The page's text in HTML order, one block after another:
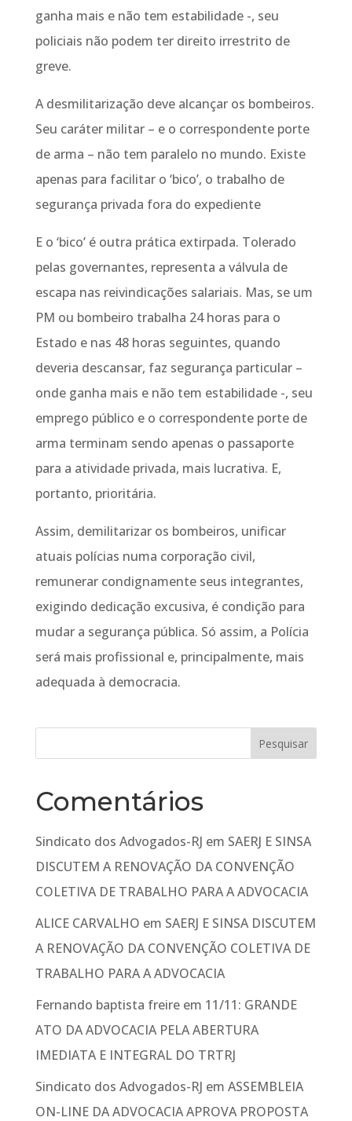
ganha mais e não tem estabilidade -, seu
policiais não podem ter direito irrestrito de
greve.
A desmilitarização deve alcançar os bombeiros.
Seu caráter militar – e o correspondente porte
de arma – não tem paralelo no mundo. Existe
apenas para facilitar o ‘bico’, o trabalho de
segurança privada fora do expediente
E o ‘bico’ é outra prática extirpada. Tolerado
pelas governantes, representa a válvula de
escapa nas reivindicações salariais. Mas, se um
PM ou bombeiro trabalha 24 horas para o
Estado e nas 48 horas seguintes, quando
deveria descansar, faz segurança particular –
onde ganha mais e não tem estabilidade -, seu
emprego público e o correspondente porte de
arma terminam sendo apenas o passaporte
para a atividade privada, mais lucrativa. E,
portanto, prioritária.
Assim, demilitarizar os bombeiros, unificar
atuais polícias numa corporação civil,
remunerar condignamente seus integrantes,
exigindo dedicação excusiva, é condição para
mudar a segurança pública. Só assim, a Polícia
será mais profissional e, principalmente, mais
adequada à democracia.
Comentários
Sindicato dos Advogados-RJ em SAERJ E SINSA
DISCUTEM A RENOVAÇÃO DA CONVENÇÃO
COLETIVA DE TRABALHO PARA A ADVOCACIA
ALICE CARVALHO em SAERJ E SINSA DISCUTEM
A RENOVAÇÃO DA CONVENÇÃO COLETIVA DE
TRABALHO PARA A ADVOCACIA
Fernando baptista freireem 11/11: GRANDE
ATO DA ADVOCACIA PELA ABERTURA
IMEDIATA E INTEGRAL DO TRTRJ
Sindicato dos Advogados-RJ em ASSEMBLEIA
ON-LINE DA ADVOCACIA APROVA PROPOSTA